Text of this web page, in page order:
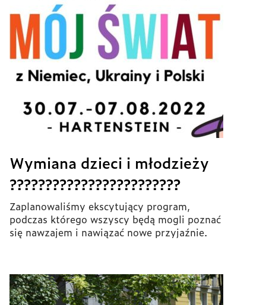
Wymiana dzieci i młodzieży
????????????????????????
Zaplanowaliśmy ekscytujący program,
podczas którego wszyscy będą mogli poznać
się nawzajem i nawiązać nowe przyjaźnie.